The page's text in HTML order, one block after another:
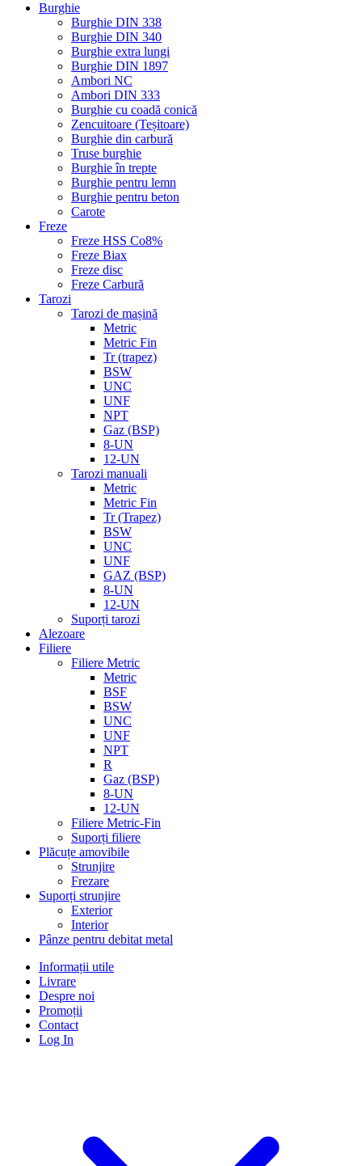
Burghie
Burghie DIN 338
Burghie DIN 340
Burghie extra lungi
Burghie DIN 1897
Ambori NC
Ambori DIN 333
Burghie cu coadă conică
Zencuitoare (Teșitoare)
Burghie din carbură
Truse burghie
Burghie în trepte
Burghie pentru lemn
Burghie pentru beton
Carote
Freze
Freze HSS Co8%
Freze Biax
Freze disc
Freze Carbură
Tarozi
Tarozi de mașină
Metric
Metric Fin
Tr (trapez)
BSW
UNC
UNF
NPT
Gaz (BSP)
8-UN
12-UN
Tarozi manuali
Metric
Metric Fin
Tr (Trapez)
BSW
UNC
UNF
GAZ (BSP)
8-UN
12-UN
Suporți tarozi
Alezoare
Filiere
Filiere Metric
Metric
BSF
BSW
UNC
UNF
NPT
R
Gaz (BSP)
8-UN
12-UN
Filiere Metric-Fin
Suporți filiere
Plăcuțe amovibile
Strunjire
Frezare
Suporți strunjire
Exterior
Interior
Pânze pentru debitat metal
Informații utile
Livrare
Despre noi
Promoții
Contact
Log In